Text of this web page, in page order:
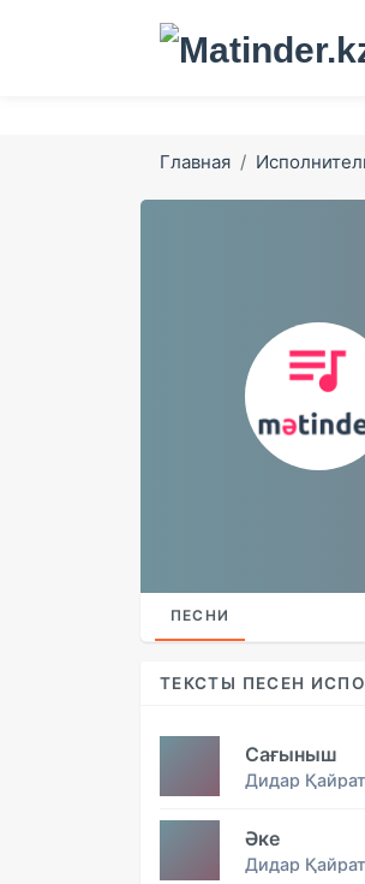
Главная
ПЕСНИ
ТЕКСТЫ ПЕСЕН
Сағыныш
Дидар Қайрат
Әке
Дидар Қайрат